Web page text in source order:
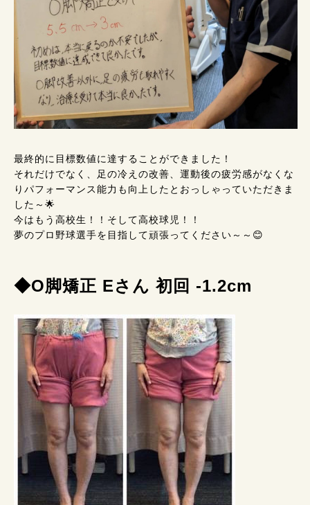
最終的に目標数値に達することができました！
それだけでなく、足の冷えの改善、運動後の疲労感がなくな
りパフォーマンス能力も向上したとおっしゃっていただきま
した～🌟
今はもう高校生！！そして高校球児！！
夢のプロ野球選手を目指して頑張ってください～～😊
◆O脚矯正 Eさん 初回 -1.2cm